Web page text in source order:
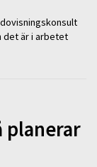
det är i arbetet
planerar